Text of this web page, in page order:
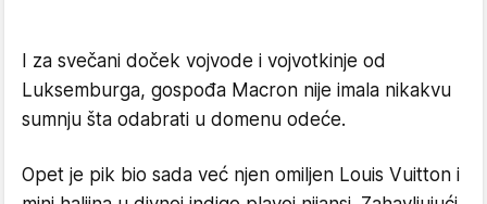
I za svečani doček vojvode i vojvotkinje od
Luksemburga, gospođa Macron nije imala nikakvu
sumnju šta odabrati u domenu odeće.
Opet je pik bio sada već njen omiljen Louis Vuitton i